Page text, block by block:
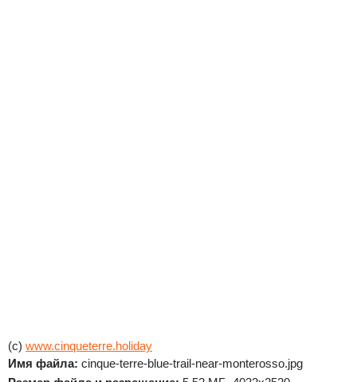
(c) www.cinqueterre.holiday
Имя файла: cinque-terre-blue-trail-near-monterosso.jpg